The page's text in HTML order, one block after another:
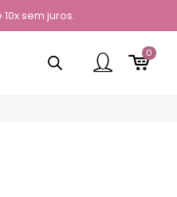
sem juros.
0